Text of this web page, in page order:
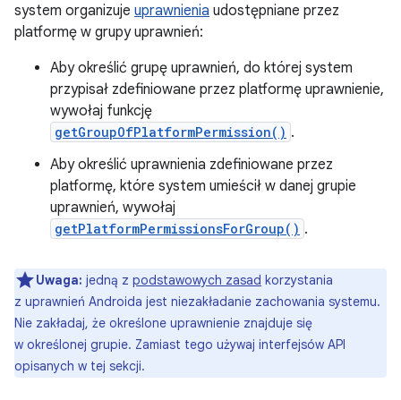
system organizuje uprawnienia udostępniane przez
platformę w grupy uprawnień:
Aby określić grupę uprawnień, do której system
przypisał zdefiniowane przez platformę uprawnienie,
wywołaj funkcję
getGroupOfPlatformPermission() .
Aby określić uprawnienia zdefiniowane przez
platformę, które system umieścił w danej grupie
uprawnień, wywołaj
getPlatformPermissionsForGroup() .
Uwaga: jedną z podstawowych zasad korzystania
z uprawnień Androida jest niezakładanie zachowania systemu.
Nie zakładaj, że określone uprawnienie znajduje się
w określonej grupie. Zamiast tego używaj interfejsów API
opisanych w tej sekcji.